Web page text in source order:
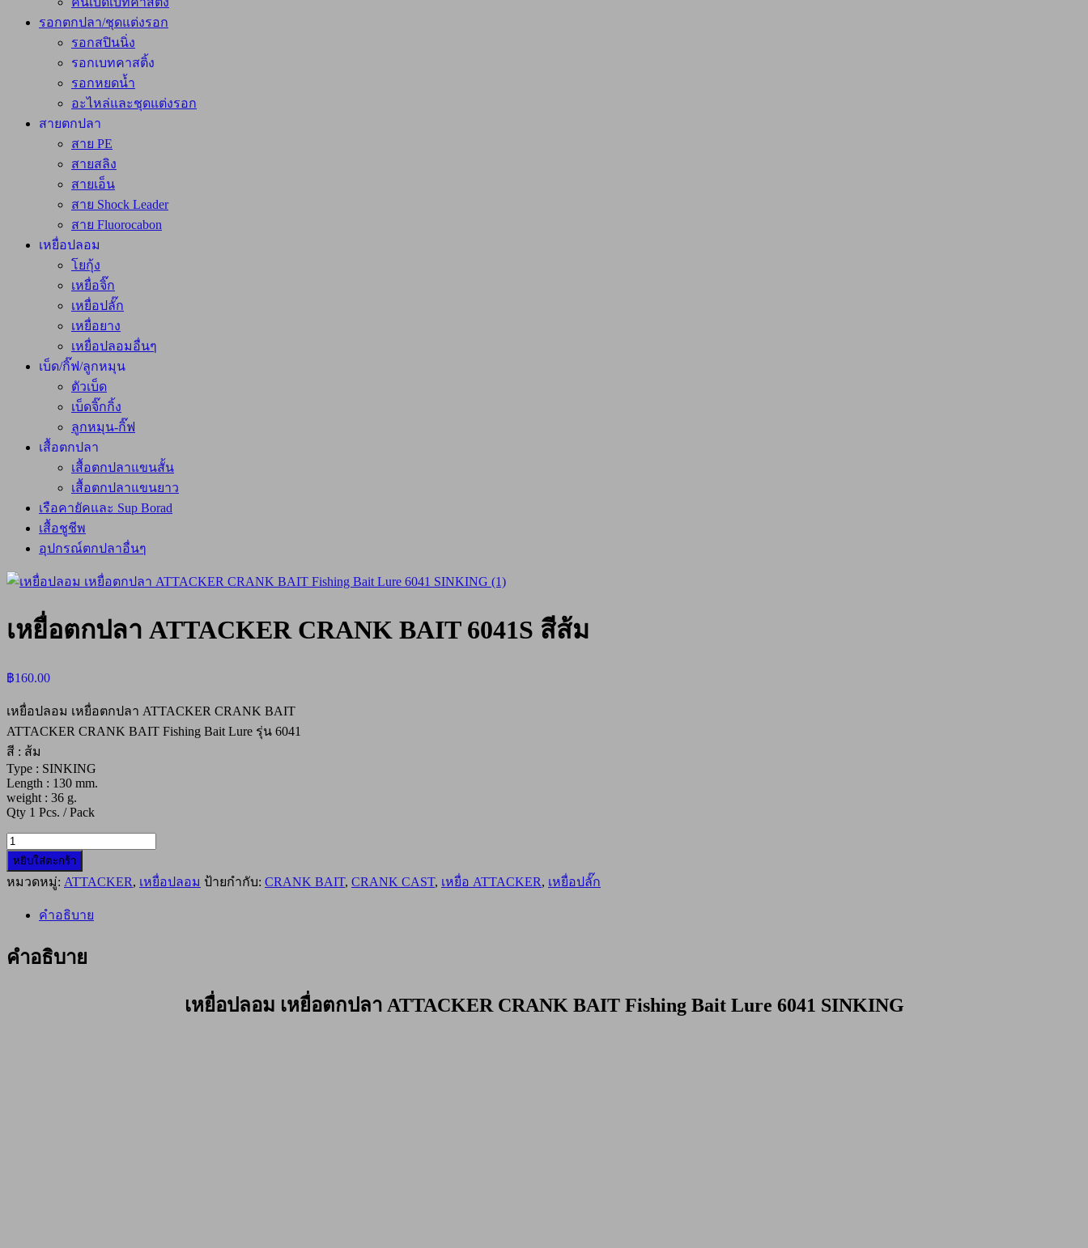
รอกตกปลา/ชุดแต่งรอก
รอกสปินนิ่ง
รอกเบทคาสติ้ง
รอกหยดน้ำ
อะไหล่และชุดแต่งรอก
สายตกปลา
สาย PE
สายสลิง
สายเอ็น
สาย Shock Leader
สาย Fluorocabon
เหยื่อปลอม
โยกุ้ง
เหยื่อจิ๊ก
เหยื่อปลั๊ก
เหยื่อยาง
เหยื่อปลอมอื่นๆ
เบ็ด/กิ๊ฟ/ลูกหมุน
ตัวเบ็ด
เบ็ดจิ๊กกิ้ง
ลูกหมุน-กิ๊ฟ
เสื้อตกปลา
เสื้อตกปลาแขนสั้น
เสื้อตกปลาแขนยาว
เรือคายัคและ Sup Borad
เสื้อชูชีพ
อุปกรณ์ตกปลาอื่นๆ
เหยื่อตกปลา ATTACKER CRANK BAIT 6041S สีส้ม
฿160.00
เหยื่อปลอม เหยื่อตกปลา ATTACKER CRANK BAIT
ATTACKER CRANK BAIT Fishing Bait Lure รุ่น 6041
สี : ส้ม
Type : SINKING
Length : 130 mm.
weight : 36 g.
Qty 1 Pcs. / Pack
จำนวน
เหยื่อ
ตก
ATTACKER
BAIT
6041S
หยิบใส่ตะกร้า
หมวดหมู่: ATTACKER, เหยื่อปลอม ป้ายกำกับ: CRANK BAIT, CRANK CAST, เหยื่อ ATTACKER, เหยื่อปลั๊ก
คำอธิบาย
คำอธิบาย
เหยื่อปลอม เหยื่อตกปลา ATTACKER CRANK BAIT Fishing Bait Lure 6041 SINKING